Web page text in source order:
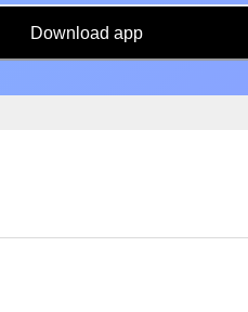
Download app